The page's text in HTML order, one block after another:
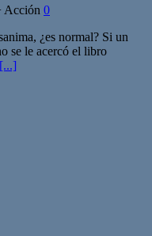
Acción 0
¿es normal? Si un
se le acercó el libro
[...]